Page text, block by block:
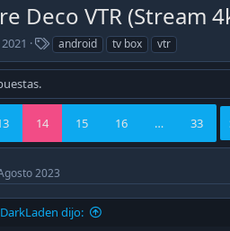
Deco VTR (Stream
T
a
g
android tv box vtr
14 15 16 … 33
2023
DarkLaden dijo: